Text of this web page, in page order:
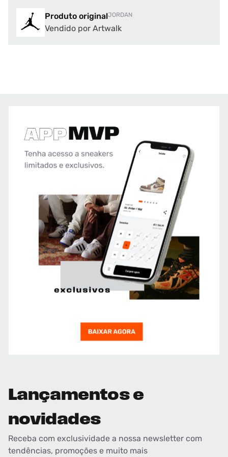
Produto originalJORDAN
Vendido por Artwalk
Lançamentos e
novidades
Receba com exclusividade a nossa newsletter com
tendências, promoções e muito mais